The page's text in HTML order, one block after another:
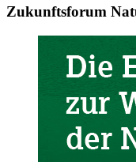
Zukunftsforum